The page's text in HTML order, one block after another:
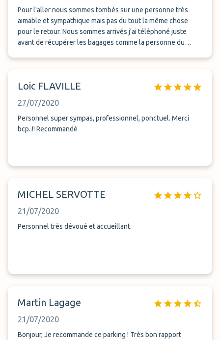
Pour l'aller nous sommes tombés sur une personne très
aimable et sympathique mais pas du tout la même chose
pour le retour. Nous sommes arrivés j'ai téléphoné juste
avant de récupérer les bagages comme la personne du
tard personne je téléphone il me dit je suis juste à côté il est
c'est aux voyageurs de mettre les valises et le conducteur
tranquille au téléphone !! et après il a roulé très vite et
l'expression "il poussait les voitures " nous avons eu peur..
Loic FLAVILLE
27/07/2020
Personnel super sympas, professionnel, ponctuel. Merci
bcp..!! Recommandé
MICHEL SERVOTTE
21/07/2020
Personnel très dévoué et accueillant.
Martin Lagage
21/07/2020
Bonjour, Je recommande ce parking ! Très bon rapport